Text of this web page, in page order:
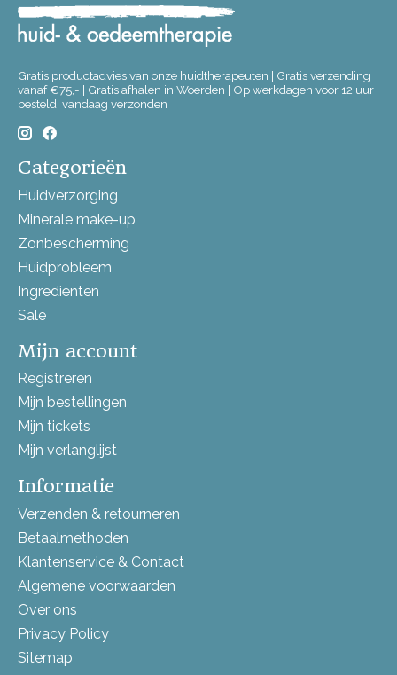
Gratis productadvies van onze huidtherapeuten | Gratis verzending
vanaf €75,- | Gratis afhalen in Woerden | Op werkdagen voor 12 uur
besteld, vandaag verzonden
Categorieën
Huidverzorging
Minerale make-up
Zonbescherming
Huidprobleem
Ingrediënten
Sale
Mijn account
Registreren
Mijn bestellingen
Mijn tickets
Mijn verlanglijst
Informatie
Verzenden & retourneren
Betaalmethoden
Klantenservice & Contact
Algemene voorwaarden
Over ons
Privacy Policy
Sitemap